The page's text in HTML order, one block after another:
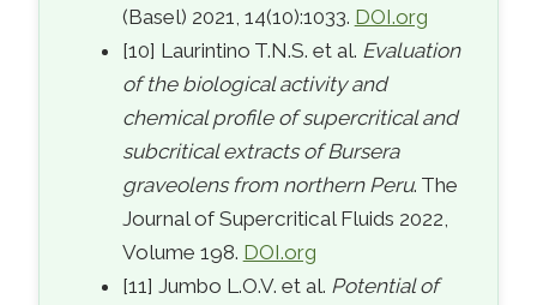
(Basel) 2021, 14(10):1033. DOI.org
[10] Laurintino T.N.S. et al. Evaluation
of the biological activity and
chemical profile of supercritical and
subcritical extracts of Bursera
graveolens from northern Peru. The
Journal of Supercritical Fluids 2022,
Volume 198. DOI.org
[11] Jumbo L.O.V. et al. Potential of